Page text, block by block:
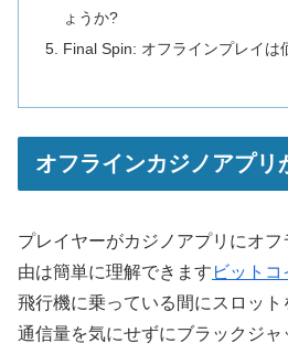
ょうか?
Final Spin: オフラインプレイは
オフラインカジノアプリ
プレイヤーがカジノアプリにオ
由は簡単に理解できます ビット
飛行機に乗っている間にスロッ
通信量を気にせずにブラックジ